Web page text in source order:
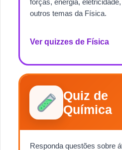
forças, energia,
outros temas da Física.
Ver quizzes de Física
Quiz de
Química
Responda questões sobre